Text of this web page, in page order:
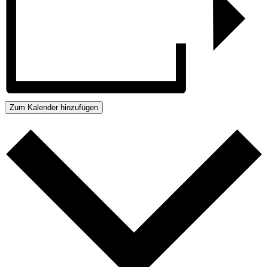
Zum Kalender hinzufügen